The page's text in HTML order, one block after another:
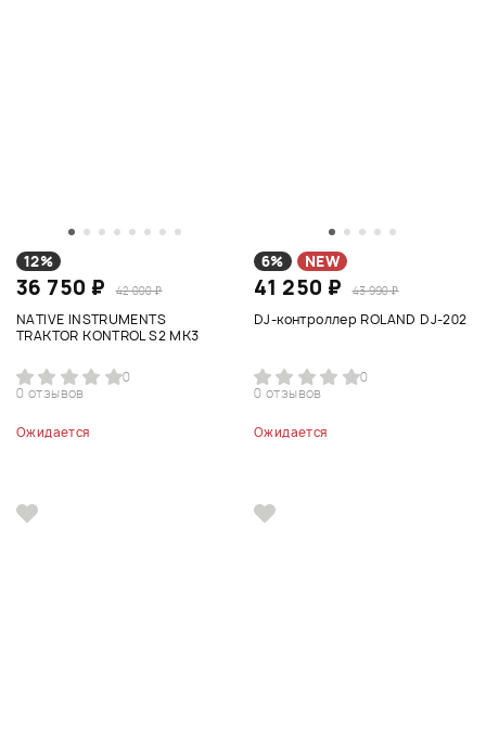
12%
36 750 ₽ 42 000 ₽
NATIVE INSTRUMENTS
TRAKTOR KONTROL S2 MK3
0
0 отзывов
Ожидается
6% NEW
41 250 ₽ 43 990 ₽
DJ-контроллер ROLAND DJ-202
0
0 отзывов
Ожидается